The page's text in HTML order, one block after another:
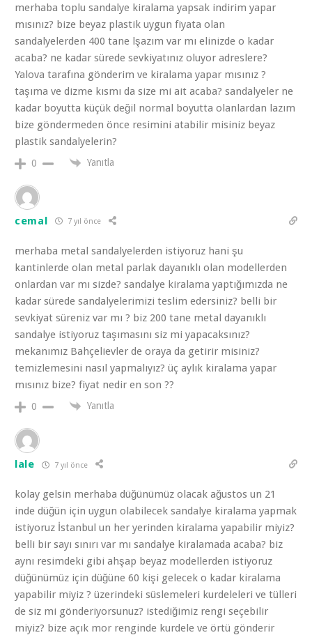
merhaba toplu sandalye kiralama yapsak indirim yapar
mısınız? bize beyaz plastik uygun fiyata olan
sandalyelerden 400 tane lşazım var mı elinizde o kadar
acaba? ne kadar sürede sevkiyatınız oluyor adreslere?
Yalova tarafına gönderim ve kiralama yapar mısınız ?
taşıma ve dizme kısmı da size mi ait acaba? sandalyeler ne
kadar boyutta küçük değil normal boyutta olanlardan lazım
bize göndermeden önce resimini atabilir misiniz beyaz
plastik sandalyelerin?
0 Yanıtla
cemal 7 yıl önce
merhaba metal sandalyelerden istiyoruz hani şu
kantinlerde olan metal parlak dayanıklı olan modellerden
onlardan var mı sizde? sandalye kiralama yaptığımızda ne
kadar sürede sandalyelerimizi teslim edersiniz? belli bir
sevkiyat süreniz var mı ? biz 200 tane metal dayanıklı
sandalye istiyoruz taşımasını siz mi yapacaksınız?
mekanımız Bahçelievler de oraya da getirir misiniz?
temizlemesini nasıl yapmalıyız? üç aylık kiralama yapar
mısınız bize? fiyat nedir en son ??
0 Yanıtla
lale 7 yıl önce
kolay gelsin merhaba düğünümüz olacak ağustos un 21
inde düğün için uygun olabilecek sandalye kiralama yapmak
istiyoruz İstanbul un her yerinden kiralama yapabilir miyiz?
belli bir sayı sınırı var mı sandalye kiralamada acaba? biz
aynı resimdeki gibi ahşap beyaz modellerden istiyoruz
düğünümüz için düğüne 60 kişi gelecek o kadar kiralama
yapabilir miyiz ? üzerindeki süslemeleri kurdeleleri ve tülleri
de siz mi gönderiyorsunuz? istediğimiz rengi seçebilir
miyiz? bize açık mor renginde kurdele ve örtü gönderir